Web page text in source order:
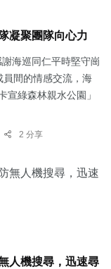
凝聚團隊向心力
海巡同仁平時堅守崗
間的情感交流，海
綠森林親水公園」
2 分享
人機搜尋，迅速尋